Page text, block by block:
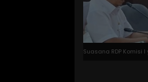
Suasana RDP Komisi